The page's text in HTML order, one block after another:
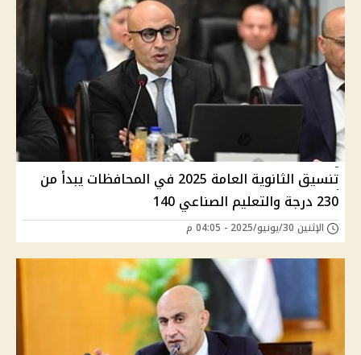
تنسيق الثانوية العامة 2025 في المحافظات يبدأ من
230 درجة والتعليم الصناعي 140
الإثنين 30/يونيو/2025 - 04:05 م